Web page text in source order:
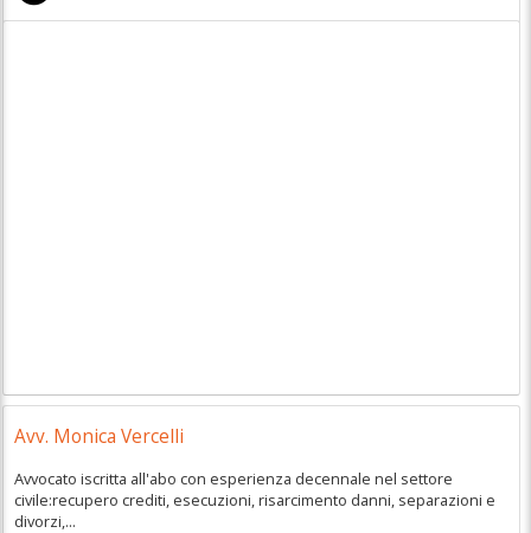
Avv. Monica Vercelli
Avvocato iscritta all'abo con esperienza decennale nel settore
civile:recupero crediti, esecuzioni, risarcimento danni, separazioni e
divorzi,...